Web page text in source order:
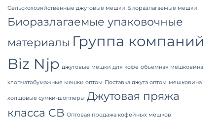
in
Сельскохозяйственные джутовые мешки Биоразлагаемые мешки
Биоразлагаемые упаковочные
материалы Группа компаний
Biz Njp джутовые мешки для кофе объемная мешковина
хлопчатобумажные мешки оптом Поставка джута оптом мешковина
холщовые сумки-шопперы Джутовая пряжа
класса CB Оптовая продажа кофейных мешков